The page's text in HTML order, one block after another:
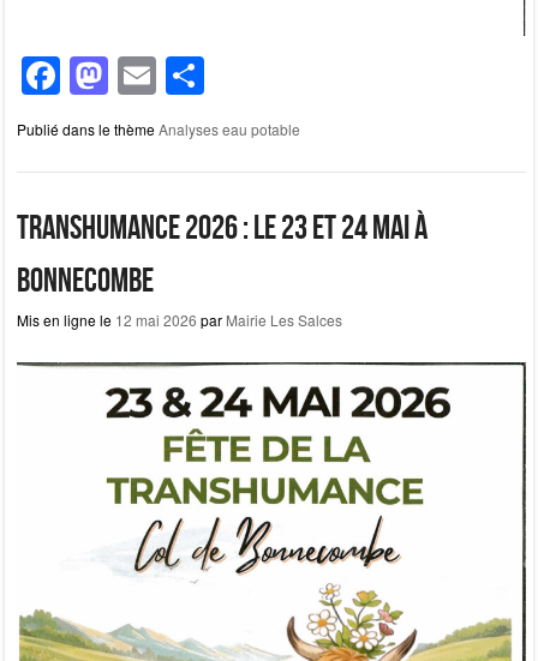
F
a
c
e
b
o
o
k
M
a
st
o
d
o
n
E
m
ail
ar
ta
g
er
Publié dans le thèmeAnalyses eau potable
Transhumance 2026 : le 23 et 24 mai à
Bonnecombe
Mis en ligne le 12 mai 2026 par Mairie Les Salces